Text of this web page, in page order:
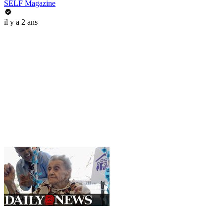
SELF Magazine
il y a 2 ans